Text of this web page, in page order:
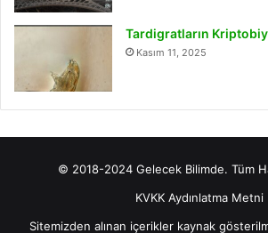
Tardigratların
Kasım 11, 2025
© 2018-2024 Gelecek Bilimde. Tüm
KVKK Aydınlatma Metni
Sitemizden alınan içerikler kaynak